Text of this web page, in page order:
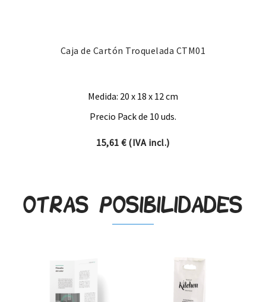
Caja de Cartón Troquelada CTM01
Medida: 20 x 18 x 12 cm
Precio Pack de 10 uds.
15,61€(IVA incl.)
Otras posibilidades